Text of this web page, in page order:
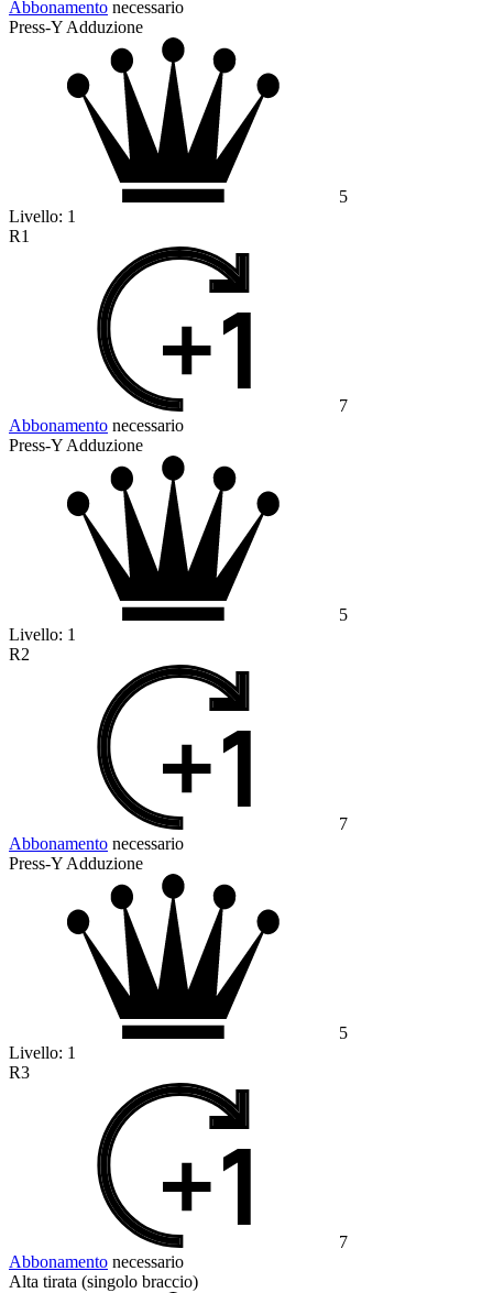
Abbonamento necessario
Press-Y Adduzione
5
Livello: 1
R1
7
Abbonamento necessario
Press-Y Adduzione
5
Livello: 1
R2
7
Abbonamento necessario
Press-Y Adduzione
5
Livello: 1
R3
7
Abbonamento necessario
Alta tirata (singolo braccio)